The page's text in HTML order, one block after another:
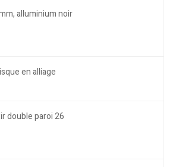
alluminium noir
en alliage
double paroi 26